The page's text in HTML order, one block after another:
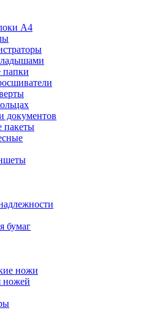
А4
папки
документов
пакеты
бумаг
ножи
ножей